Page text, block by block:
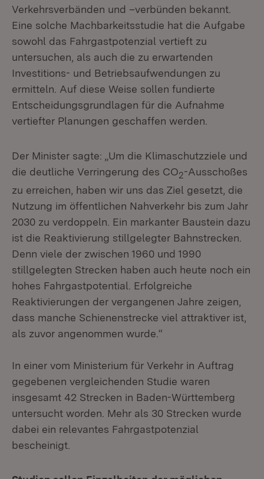
Verkehrsverbänden und –verbünden bekannt.
Eine solche Machbarkeitsstudie hat die Aufgabe
sowohl das Fahrgastpotenzial vertieft zu
untersuchen, als auch die zu erwartenden
Investitions- und Betriebsaufwendungen zu
ermitteln. Auf diese Weise sollen fundierte
Entscheidungsgrundlagen für die Aufnahme
vertiefter Planungen geschaffen werden.
Der Minister sagte: „Um die Klimaschutzziele und
die deutliche Verringerung des CO2-Ausschoßes
zu erreichen, haben wir uns das Ziel gesetzt, die
Nutzung im öffentlichen Nahverkehr bis zum Jahr
2030 zu verdoppeln. Ein markanter Baustein dazu
ist die Reaktivierung stillgelegter Bahnstrecken.
Denn viele der zwischen 1960 und 1990
stillgelegten Strecken haben auch heute noch ein
hohes Fahrgastpotential. Erfolgreiche
Reaktivierungen der vergangenen Jahre zeigen,
dass manche Schienenstrecke viel attraktiver ist,
als zuvor angenommen wurde.“
In einer vom Ministerium für Verkehr in Auftrag
gegebenen vergleichenden Studie waren
insgesamt 42 Strecken in Baden-Württemberg
untersucht worden. Mehr als 30 Strecken wurde
dabei ein relevantes Fahrgastpotenzial
bescheinigt.